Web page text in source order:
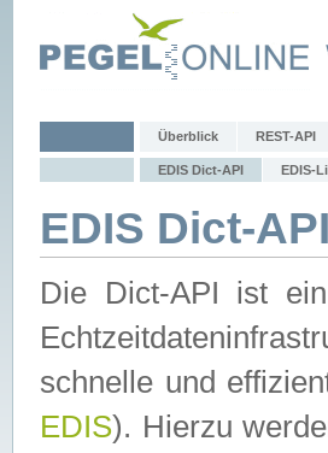
Überblick REST-API
EDIS Dict-API EDIS-
EDIS Dict-
Die Dict-API ist
schnelle und
EDIS). Hierzu